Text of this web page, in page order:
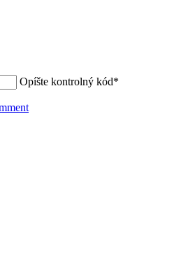
Opíšte kontrolný kód*